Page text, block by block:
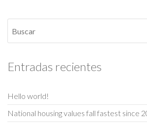
Entradas recientes
Hello world!
National housing values fall fastest since